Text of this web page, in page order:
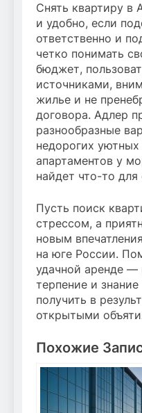
Снять квартиру в
и удобно, если
ответственно и
четко понимать
бюджет,
источниками,
жилье и не
договора. Адлер
разнообразные
недорогих
апартаментов у
найдет что-то для
Пусть поиск
стрессом, а
новым
на юге России.
удачной аренде —
терпение и
получить в
открытыми
Похожие